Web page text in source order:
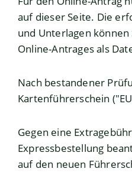
auf dieser Seite. Die
und Unterlagen können
Online-Antrages als
Nach bestandener
Kartenführerschein
Gegen eine
Expressbestellung bean
auf den neuen